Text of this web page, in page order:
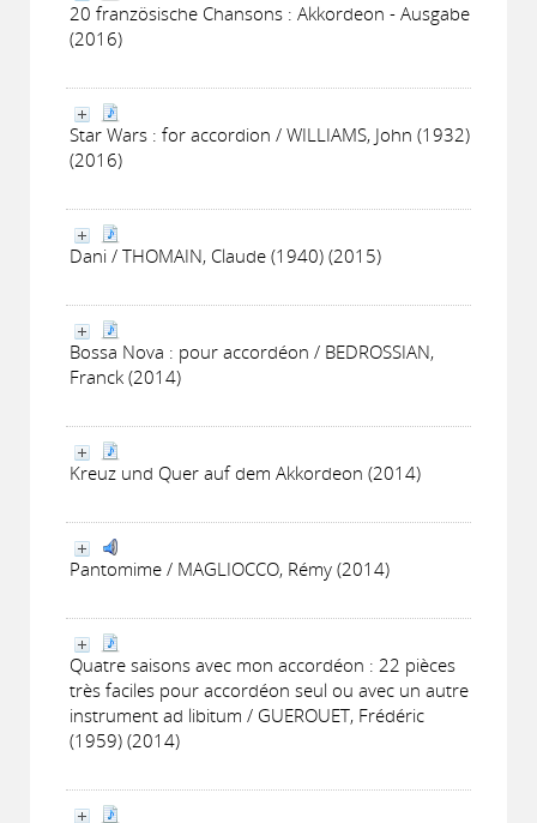
20 französische Chansons : Akkordeon - Ausgabe
(2016)
Star Wars : for accordion / WILLIAMS, John (1932)
(2016)
Dani / THOMAIN, Claude (1940) (2015)
Bossa Nova : pour accordéon / BEDROSSIAN,
Franck (2014)
Kreuz und Quer auf dem Akkordeon (2014)
Pantomime / MAGLIOCCO, Rémy (2014)
Quatre saisons avec mon accordéon : 22 pièces
très faciles pour accordéon seul ou avec un autre
instrument ad libitum / GUEROUET, Frédéric
(1959) (2014)